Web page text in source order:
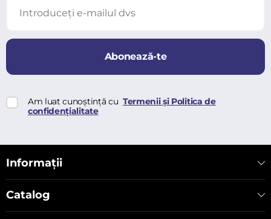
Abonează-te
Am luat cunoștință cu Termenii și Politica de
confidențialitate
Informații
Catalog